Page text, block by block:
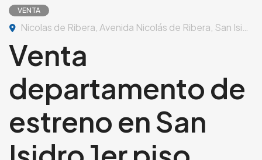
VENTA
Nicolas de Ribera, Avenida Nicolás de Ribera, San Isidro, Perú
Venta
departamento de
estreno en San